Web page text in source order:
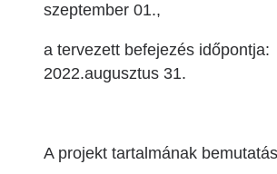
szeptember 01.,
a tervezett befejezés időpontja:
2022.augusztus 31.
A projekt tartalmának